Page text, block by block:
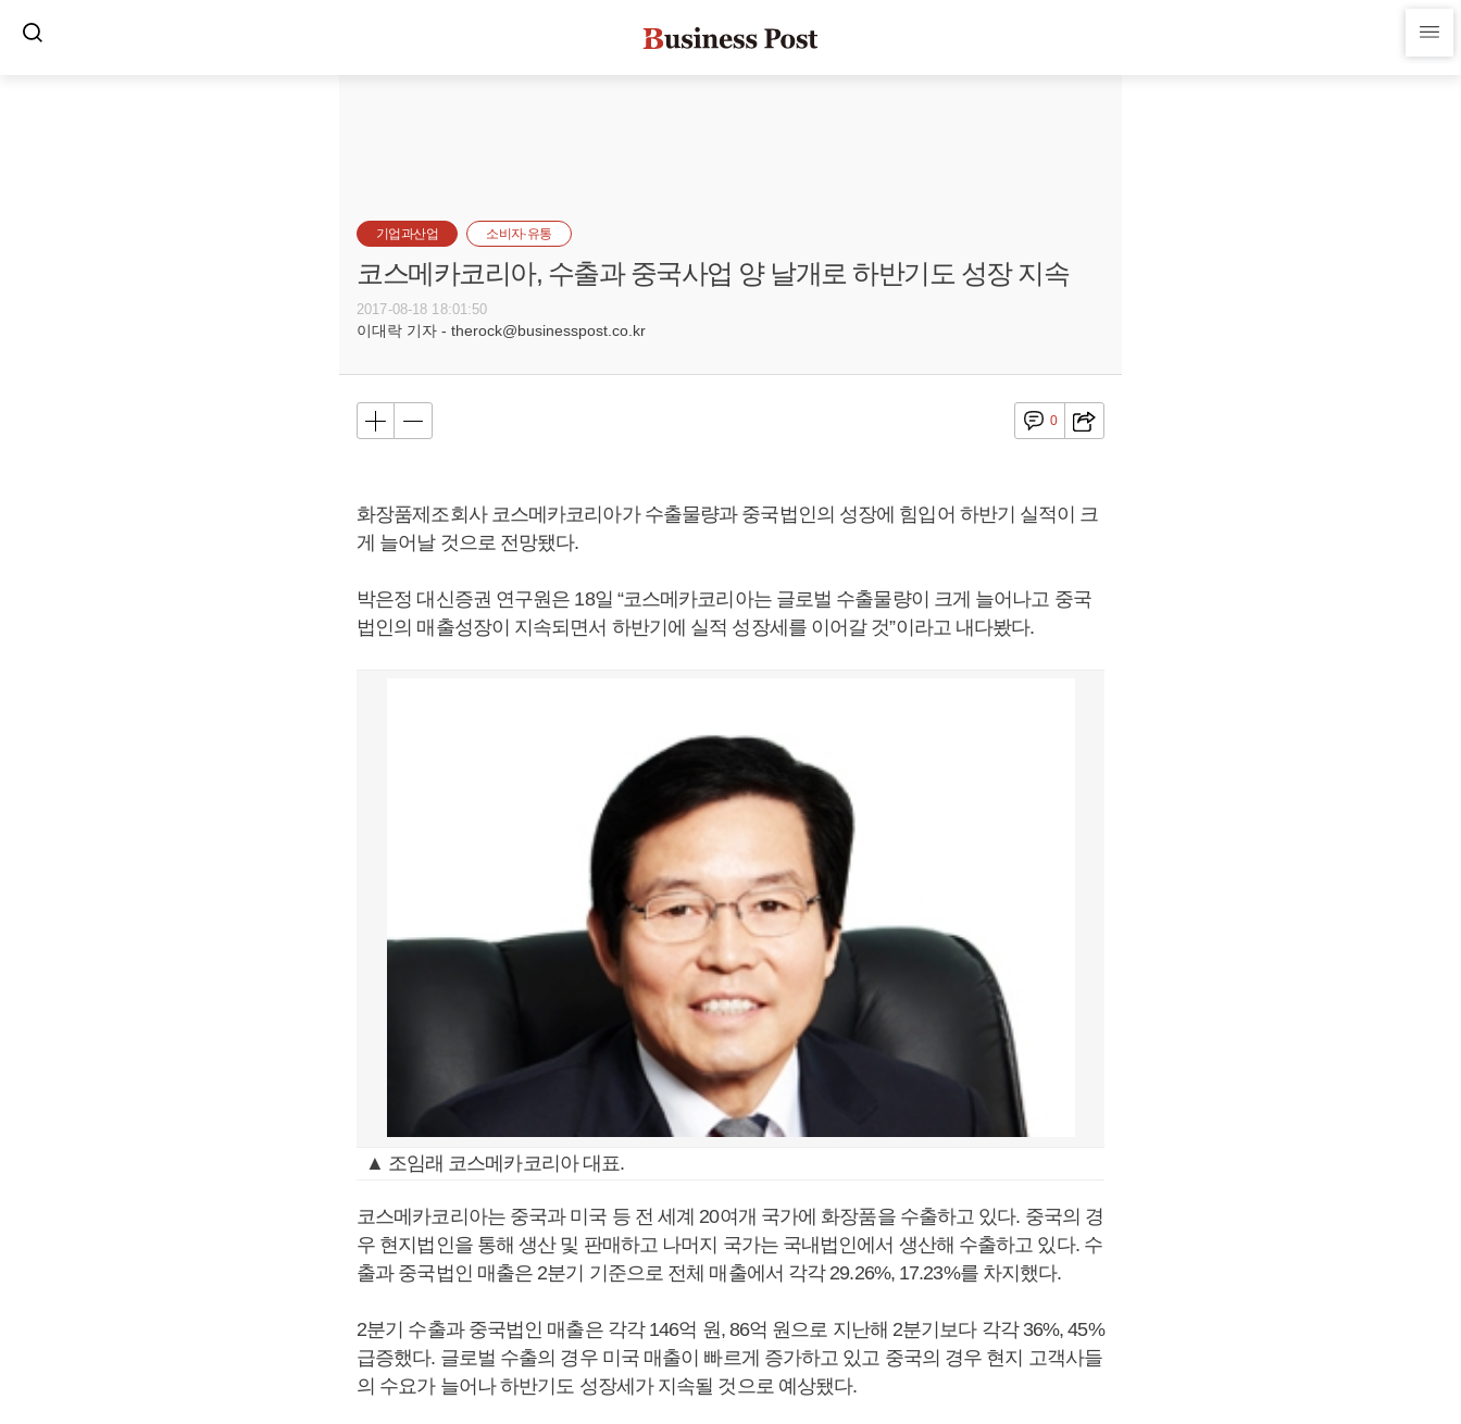
기업과산업 소비자·유통
코스메카코리아, 수출과 중국사업 양 날개로 하반기도 성장 지속
2017-08-18 18:01:50
이대락 기자 - therock@businesspost.co.kr
0
화장품제조회사 코스메카코리아가 수출물량과 중국법인의 성장에 힘입어 하반기 실적이 크
게 늘어날 것으로 전망됐다.
박은정 대신증권 연구원은 18일 “코스메카코리아는 글로벌 수출물량이 크게 늘어나고 중국
법인의 매출성장이 지속되면서 하반기에 실적 성장세를 이어갈 것”이라고 내다봤다.
▲ 조임래 코스메카코리아 대표.
코스메카코리아는 중국과 미국 등 전 세계 20여개 국가에 화장품을 수출하고 있다. 중국의 경
우 현지법인을 통해 생산 및 판매하고 나머지 국가는 국내법인에서 생산해 수출하고 있다. 수
출과 중국법인 매출은 2분기 기준으로 전체 매출에서 각각 29.26%, 17.23%를 차지했다.
2분기 수출과 중국법인 매출은 각각 146억 원, 86억 원으로 지난해 2분기보다 각각 36%, 45%
급증했다. 글로벌 수출의 경우 미국 매출이 빠르게 증가하고 있고 중국의 경우 현지 고객사들
의 수요가 늘어나 하반기도 성장세가 지속될 것으로 예상됐다.